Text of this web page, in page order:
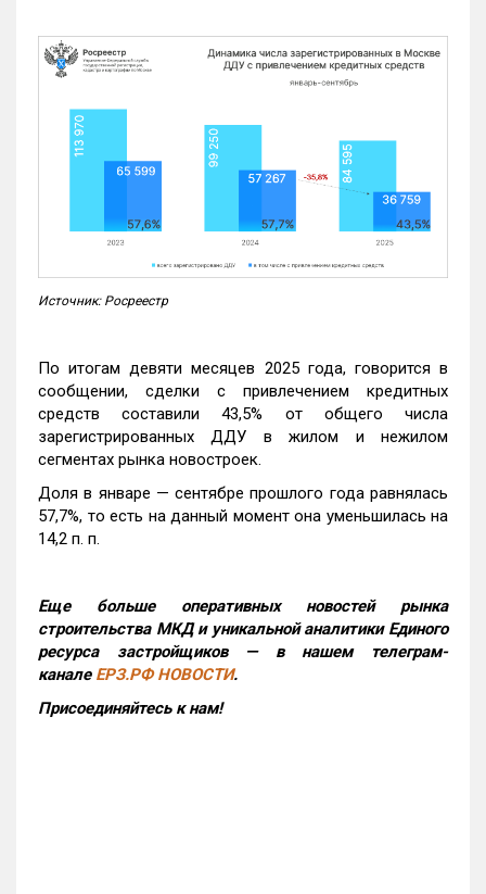
Источник: Росреестр
По итогам девяти месяцев 2025 года, говорится в
сообщении, сделки с привлечением кредитных
средств составили 43,5% от общего числа
зарегистрированных ДДУ в жилом и нежилом
сегментах рынка новостроек.
Доля в январе — сентябре прошлого года равнялась
57,7%, то есть на данный момент она уменьшилась на
14,2 п. п.
Еще больше оперативных новостей рынка
строительства МКД и уникальной аналитики Единого
ресурса застройщиков — в нашем телеграм-
канале ЕРЗ.РФ НОВОСТИ.
Присоединяйтесь к нам!